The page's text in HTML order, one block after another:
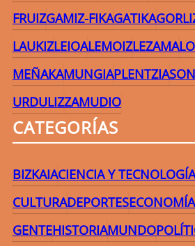
FRUIZGAMIZ-FIKAGATIKA
LAUKIZLEIOALEMOIZLEZAMA
MEÑAKAMUNGIAPLENTZIA
URDULIZZAMUDIO
CATEGORÍAS
BIZKAIACIENCIA Y TECNOLOGÍA
CULTURADEPORTESECONOMÍA
GENTEHISTORIAMUNDO